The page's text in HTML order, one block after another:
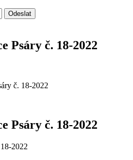
Odeslat
Psáry č. 18-2022
č. 18-2022
Psáry č. 18-2022
2022